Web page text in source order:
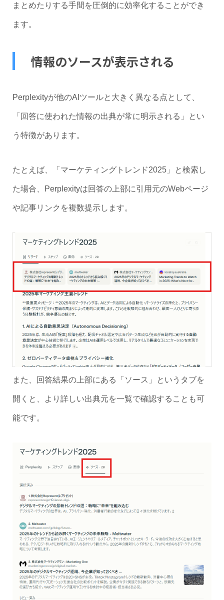
まとめたりする手間を圧倒的に効率化することができ
ます。
情報のソースが表示される
Perplexityが他のAIツールと大きく異なる点として、
「回答に使われた情報の出典が常に明示される」とい
う特徴があります。
たとえば、「マーケティングトレンド2025」と検索し
た場合、Perplexityは回答の上部に引用元のWebページ
や記事リンクを複数提示します。
また、回答結果の上部にある「ソース」というタブを
開くと、より詳しい出典元を一覧で確認することも可
能です。